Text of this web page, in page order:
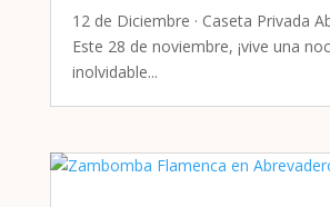
12 de Diciembre · Caseta Privada
Este 28 de noviembre, ¡vive una
inolvidable...